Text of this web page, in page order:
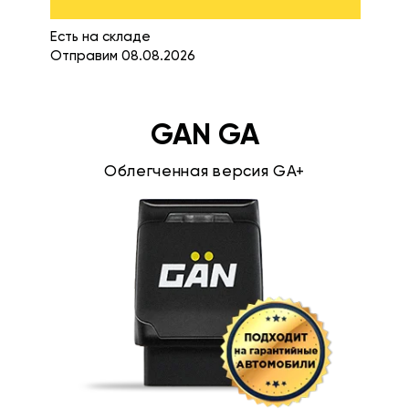
Есть на складе
Отправим 08.08.2026
GAN GA
Облегченная версия GA+